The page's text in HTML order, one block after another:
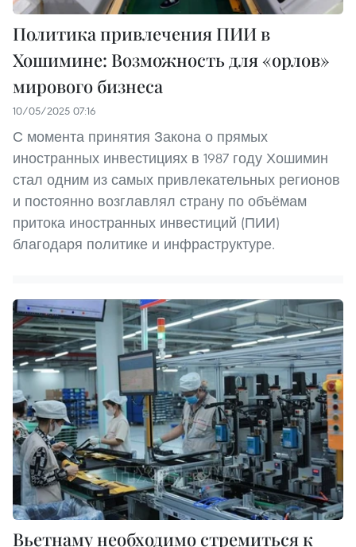
Политика привлечения ПИИ в
Хошимине: Возможность для «орлов»
мирового бизнеса
10/05/2025 07:16
С момента принятия Закона о прямых
иностранных инвестициях в 1987 году Хошимин
стал одним из самых привлекательных регионов
и постоянно возглавлял страну по объёмам
притока иностранных инвестиций (ПИИ)
благодаря политике и инфраструктуре.
Вьетнаму необходимо стремиться к